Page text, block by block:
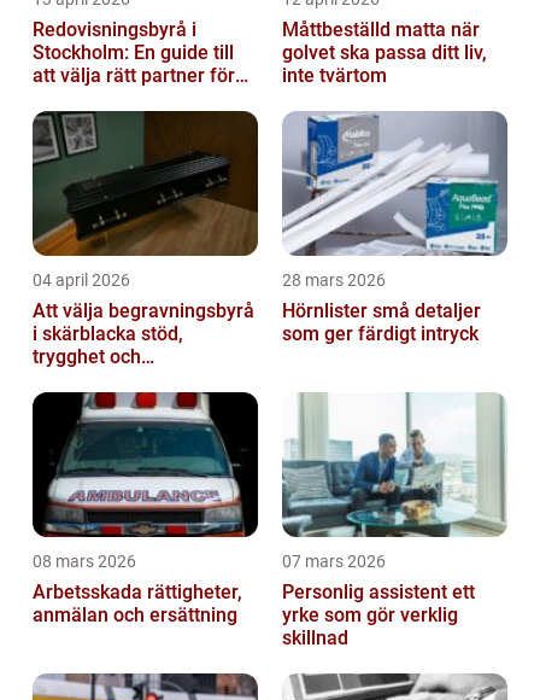
Redovisningsbyrå i
Stockholm: En guide till
att välja rätt partner för
Måttbeställd matta när
golvet ska passa ditt liv,
inte tvärtom
04 april 2026
Att välja begravningsbyrå
i skärblacka stöd,
trygghet och
28 mars 2026
Hörnlister små detaljer
som ger färdigt intryck
08 mars 2026
Arbetsskada rättigheter,
anmälan och ersättning
07 mars 2026
Personlig assistent ett
yrke som gör verklig
skillnad